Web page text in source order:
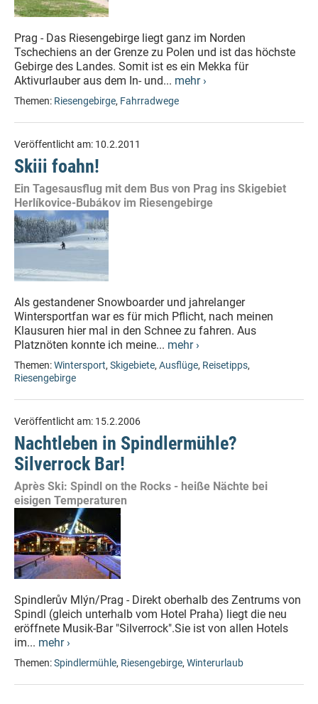
Prag - Das Riesengebirge liegt ganz im Norden
Tschechiens an der Grenze zu Polen und ist das höchste
Gebirge des Landes. Somit ist es ein Mekka für
Aktivurlauber aus dem In- und... mehr ›
Themen: Riesengebirge, Fahrradwege
Veröffentlicht am: 10.2.2011
Skiii foahn!
Ein Tagesausflug mit dem Bus von Prag ins Skigebiet
Herlíkovice-Bubákov im Riesengebirge
Als gestandener Snowboarder und jahrelanger
Wintersportfan war es für mich Pflicht, nach meinen
Klausuren hier mal in den Schnee zu fahren. Aus
Platznöten konnte ich meine... mehr ›
Themen:Wintersport, Skigebiete, Ausflüge, Reisetipps,
Riesengebirge
Veröffentlicht am: 15.2.2006
Nachtleben in Spindlermühle?
Silverrock Bar!
Après Ski: Spindl on the Rocks - heiße Nächte bei
eisigen Temperaturen
Spindlerův Mlýn/Prag - Direkt oberhalb des Zentrums von
Spindl (gleich unterhalb vom Hotel Praha) liegt die neu
eröffnete Musik-Bar "Silverrock".Sie ist von allen Hotels
im... mehr ›
Themen:Spindlermühle, Riesengebirge, Winterurlaub